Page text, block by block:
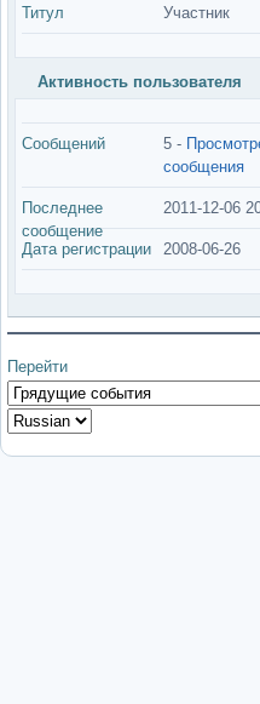
Титул Участник
Активность пользователя
Сообщений 5 -
сообщения
Последнее
сообщение
2011-12-06
Дата регистрации 2008-06-26
Перейти